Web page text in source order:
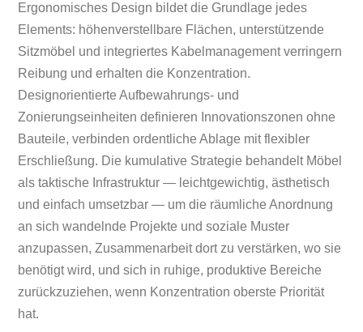
Ergonomisches Design bildet die Grundlage jedes
Elements: höhenverstellbare Flächen, unterstützende
Sitzmöbel und integriertes Kabelmanagement verringern
Reibung und erhalten die Konzentration.
Designorientierte Aufbewahrungs- und
Zonierungseinheiten definieren Innovationszonen ohne
Bauteile, verbinden ordentliche Ablage mit flexibler
Erschließung. Die kumulative Strategie behandelt Möbel
als taktische Infrastruktur — leichtgewichtig, ästhetisch
und einfach umsetzbar — um die räumliche Anordnung
an sich wandelnde Projekte und soziale Muster
anzupassen, Zusammenarbeit dort zu verstärken, wo sie
benötigt wird, und sich in ruhige, produktive Bereiche
zurückzuziehen, wenn Konzentration oberste Priorität
hat.